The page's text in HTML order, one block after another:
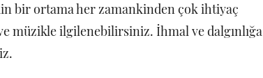
bir ortama her zamankinden çok ihtiyaç
müzikle ilgilenebilirsiniz. İhmal ve dalgınlığa